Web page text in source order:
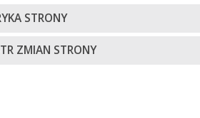
STRONY
ZMIAN STRONY